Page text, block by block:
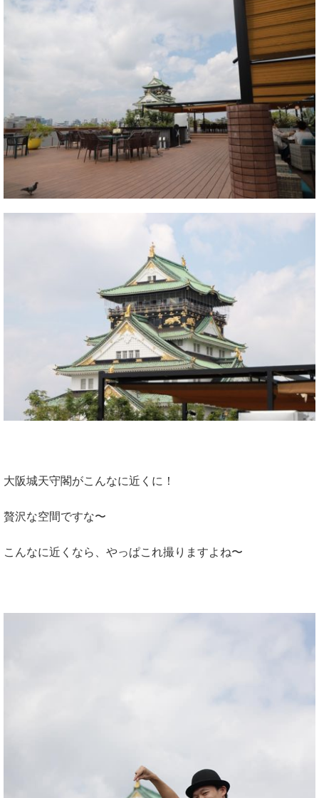
大阪城天守閣がこんなに近くに！
贅沢な空間ですな〜
こんなに近くなら、やっぱこれ撮りますよね〜